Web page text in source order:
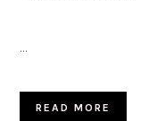
…
READ MORE